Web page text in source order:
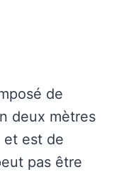
de
deux mètres
et est de
pas être